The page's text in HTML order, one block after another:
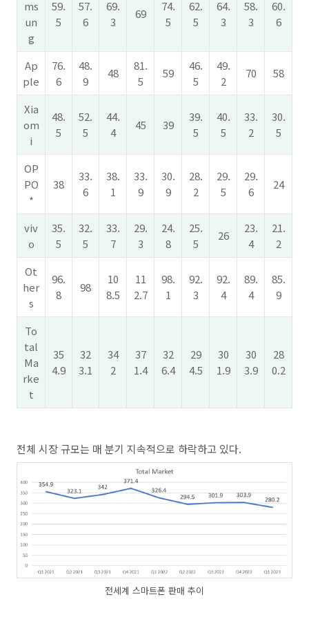
ms
un
g
59.
5
57.
6
69.
3
69
74.
5
62.
5
64.
3
58.
3
60.
6
Ap
ple
76.
6
48.
9
48
81.
5
59
46.
5
49.
2
70 58
Xia
om
i
48.
5
52.
5
44.
4
45 39
39.
5
40.
5
33.
2
30.
5
OP
PO
*
38
33.
6
38.
1
33.
9
30.
9
28.
2
29.
5
29.
6
24
viv
o
35.
5
32.
5
33.
7
29.
3
24.
8
25.
5
26
23.
4
21.
2
Ot
her
s
96.
8
98
10
8.5
11
2.7
98.
1
92.
3
92.
4
89.
4
85.
9
To
tal
Ma
rke
t
35
4.9
32
3.1
34
2
37
1.4
32
6.4
29
4.5
30
1.9
30
3.9
28
0.2
전체 시장 규모는 매 분기 지속적으로 하락하고 있다.
전세계 스마트폰 판매 추이